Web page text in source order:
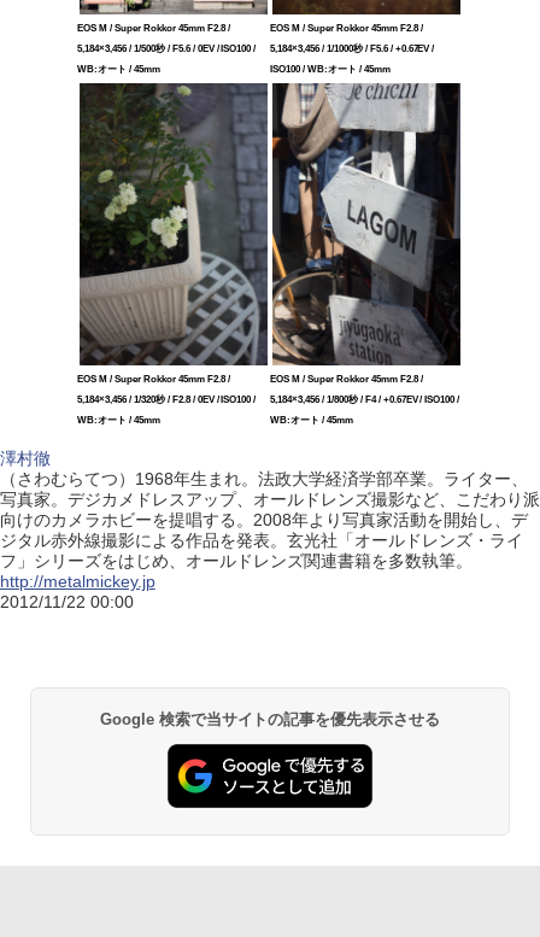
EOS M / Super Rokkor 45mm F2.8 /
5,184×3,456 / 1/500秒 / F5.6 / 0EV / ISO100 /
WB:オート / 45mm
EOS M / Super Rokkor 45mm F2.8 /
5,184×3,456 / 1/1000秒 / F5.6 / +0.67EV /
ISO100 / WB:オート / 45mm
EOS M / Super Rokkor 45mm F2.8 /
5,184×3,456 / 1/320秒 / F2.8 / 0EV / ISO100 /
WB:オート / 45mm
EOS M / Super Rokkor 45mm F2.8 /
5,184×3,456 / 1/800秒 / F4 / +0.67EV / ISO100 /
WB:オート / 45mm
澤村徹
（さわむらてつ）1968年生まれ。法政大学経済学部卒業。ライター、
写真家。デジカメドレスアップ、オールドレンズ撮影など、こだわり派
向けのカメラホビーを提唱する。2008年より写真家活動を開始し、デ
ジタル赤外線撮影による作品を発表。玄光社「オールドレンズ・ライ
フ」シリーズをはじめ、オールドレンズ関連書籍を多数執筆。
http://metalmickey.jp
2012/11/22 00:00
Google 検索で当サイトの記事を優先表示させる